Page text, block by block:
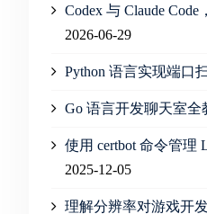
Codex 与 Claude
2026-06-29
Python 语言实现端口
Go 语言开发聊天室全
使用 certbot 命令管理
2025-12-05
理解分辨率对游戏开